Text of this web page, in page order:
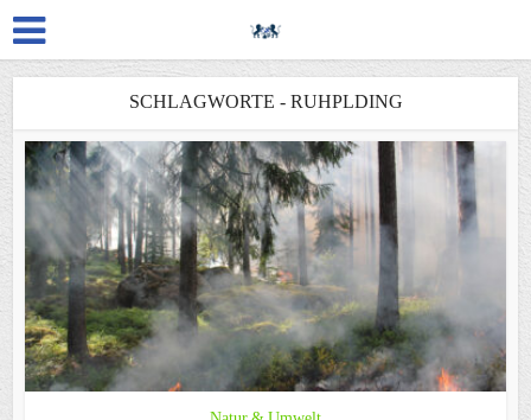
SCHLAGWORTE - RUHPLDING